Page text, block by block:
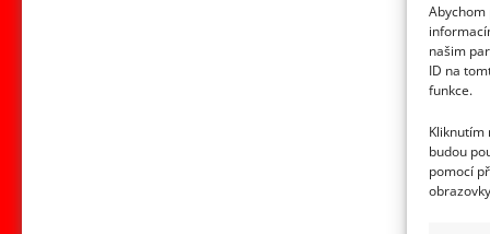
Abychom
našim
ID na
funkce.
Kliknutím
budou
pomocí